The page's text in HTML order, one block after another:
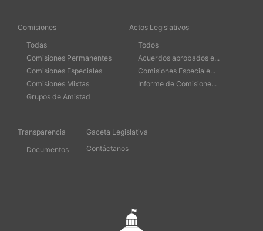
Comisiones
Todas
Comisiones Permanentes
Comisiones Especiales
Comisiones Mixtas
Grupos de Amistad
Actos Legislativos
Todos
Acuerdos aprobados e...
Comisiones Especiale...
Informe de Comisione...
Transparencia
Documentos
Gaceta Legislativa
Contáctanos